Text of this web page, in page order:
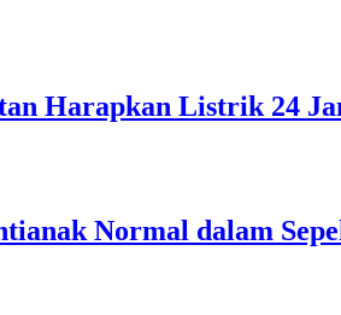
Harapkan Listrik 24
Normal dalam